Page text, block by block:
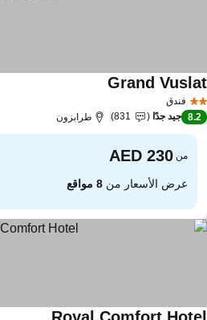
فندق
Grandمشاهدة الأسعار
8.2 جيد جدًا 831 طرابزون
من
عرض الأسعار من8 مواقع